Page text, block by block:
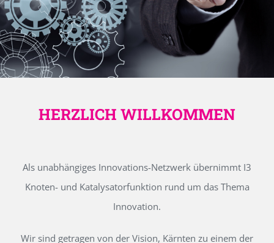
HERZLICH WILLKOMMEN
Als unabhängiges Innovations-Netzwerk übernimmt I3
Knoten- und Katalysatorfunktion rund um das Thema
Innovation.
Wir sind getragen von der Vision, Kärnten zu einem der